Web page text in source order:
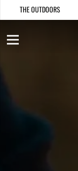
THE OUTDOORS